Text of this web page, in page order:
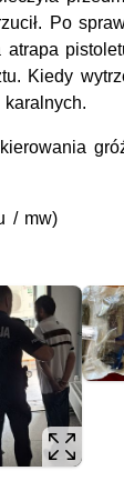
Po
Kiedy
/ mw)